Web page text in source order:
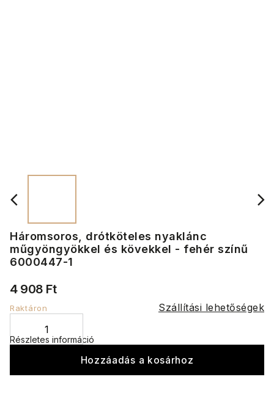
Háromsoros, drótköteles nyaklánc
műgyöngyökkel és kövekkel - fehér színű
6000447-1
4 908 Ft
Raktáron Szállítási lehetőségek
Hozzáadás a kosárhoz
Részletes információ